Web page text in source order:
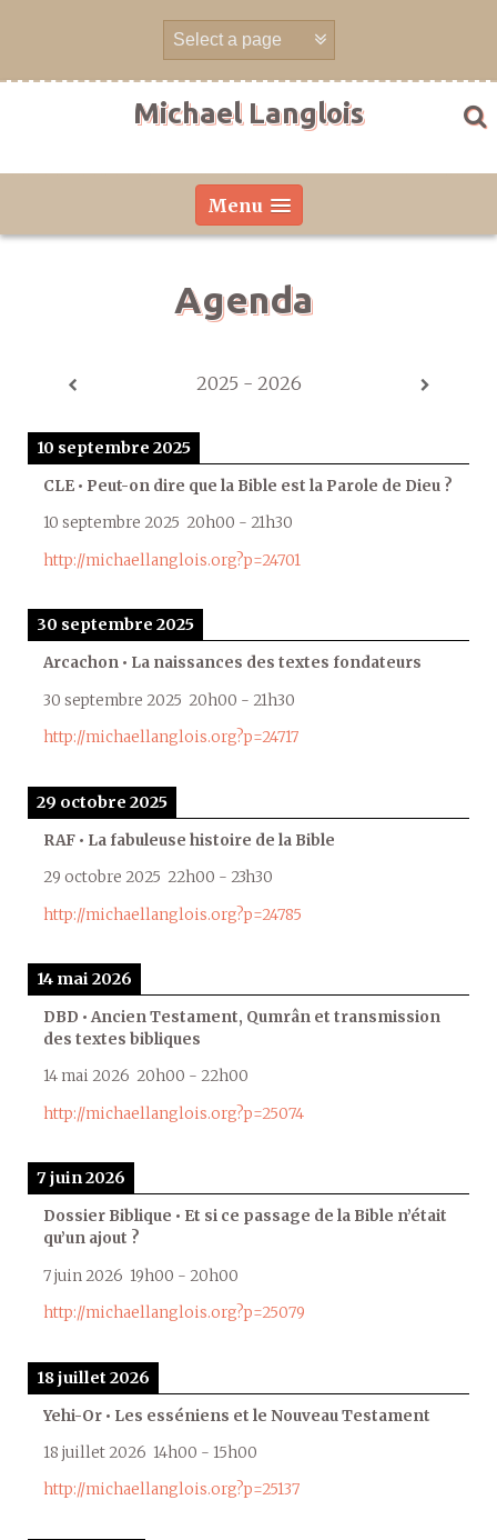
Michael Langlois
Menu
Agenda
2025 - 2026
10 septembre 2025
CLE • Peut-on dire que la Bible est la Parole de Dieu ?
10 septembre 2025 20h00 - 21h30
http://michaellanglois.org?p=24701
30 septembre 2025
Arcachon • La naissances des textes fondateurs
30 septembre 2025 20h00 - 21h30
http://michaellanglois.org?p=24717
29 octobre 2025
RAF • La fabuleuse histoire de la Bible
29 octobre 2025 22h00 - 23h30
http://michaellanglois.org?p=24785
14 mai 2026
DBD • Ancien Testament, Qumrân et transmission
des textes bibliques
14 mai 2026 20h00 - 22h00
http://michaellanglois.org?p=25074
7 juin 2026
Dossier Biblique • Et si ce passage de la Bible n’était
qu’un ajout ?
7 juin 2026 19h00 - 20h00
http://michaellanglois.org?p=25079
18 juillet 2026
Yehi-Or • Les esséniens et le Nouveau Testament
18 juillet 2026 14h00 - 15h00
http://michaellanglois.org?p=25137